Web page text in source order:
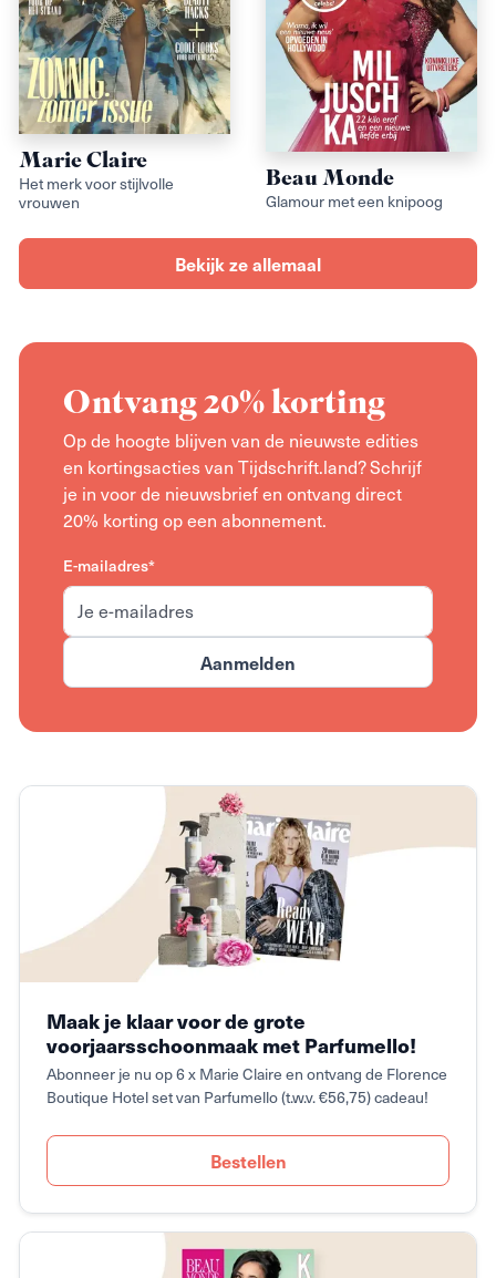
Marie Claire
Het merk voor stijlvolle
vrouwen
Beau Monde
Glamour met een knipoog
Bekijk ze allemaal
Ontvang 20% korting
Op de hoogte blijven van de nieuwste edities
en kortingsacties van Tijdschrift.land? Schrijf
je in voor de nieuwsbrief en ontvang direct
20% korting op een abonnement.
E-mailadres*
Aanmelden
Maak je klaar voor de grote
voorjaarsschoonmaak met Parfumello!
Abonneer je nu op 6 x Marie Claire en ontvang de Florence
Boutique Hotel set van Parfumello (t.w.v. €56,75) cadeau!
Bestellen